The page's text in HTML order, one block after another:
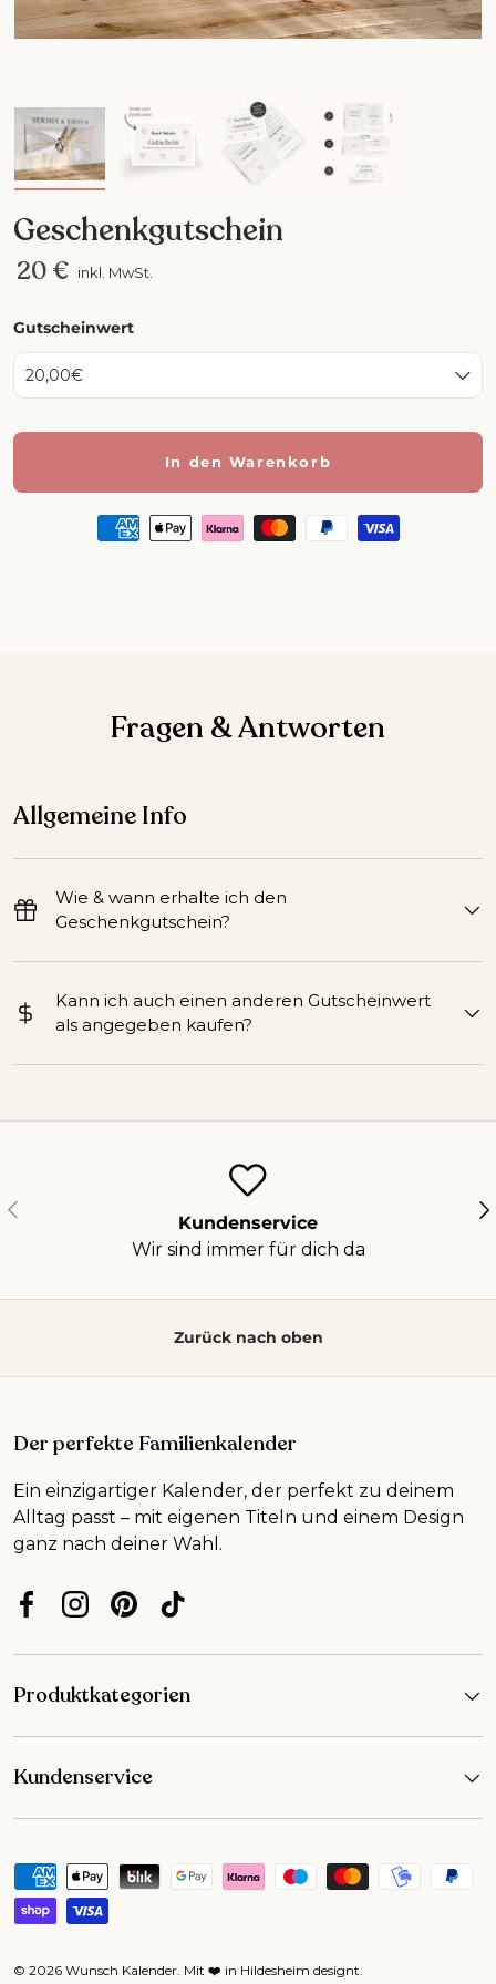
Geschenkgutschein
20 € inkl. MwSt.
Gutscheinwert
20,00€
In den Warenkorb
Fragen & Antworten
Allgemeine Info
Wie & wann erhalte ich den
Geschenkgutschein?
Kann ich auch einen anderen Gutscheinwert
als angegeben kaufen?
Vorherige
Kundenservice
Wir sind immer für dich da
Zurück nach oben
Der perfekte Familienkalender
Ein einzigartiger Kalender, der perfekt zu deinem
Alltag passt – mit eigenen Titeln und einem Design
ganz nach deiner Wahl.
FacebookInstagram
PinterestTikTok
Produktkategorien
Kundenservice
Zahlungsmethoden
© 2026 Wunsch Kalender. Mit ❤️ in Hildesheim designt.